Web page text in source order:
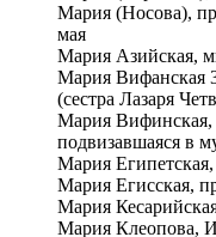
Мария (Носова),
мая
Мария Азийская,
Мария Вифанская
(сестра Лазаря
Мария Вифинская,
подвизавшаяся в
Мария
Мария Егисская,
Мария
Мария Клеопова,